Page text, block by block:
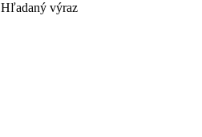
Hľadaný výraz